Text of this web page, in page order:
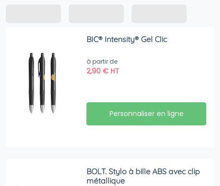
BIC® Intensity® Gel Clic
à partir de
2,90€ HT
Personnaliser en ligne
BOLT. Stylo à bille ABS avec clip
métallique